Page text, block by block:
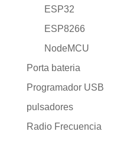
ESP32
ESP8266
NodeMCU
Porta bateria
Programador USB
pulsadores
Radio Frecuencia